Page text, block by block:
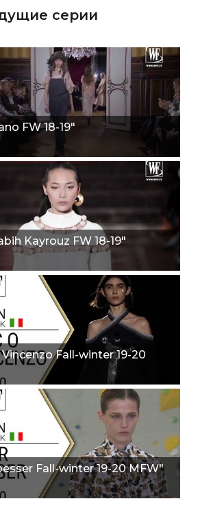
серии
FW 18-19"
Kayrouz FW 18-19"
Fall-winter 19-20
Fall-winter 19-20 MFW"